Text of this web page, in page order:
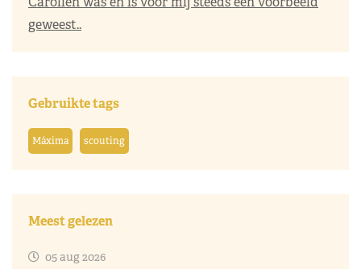
geweest..
Gebruikte tags
Máxima scouting
Meest gelezen
05 aug 2026